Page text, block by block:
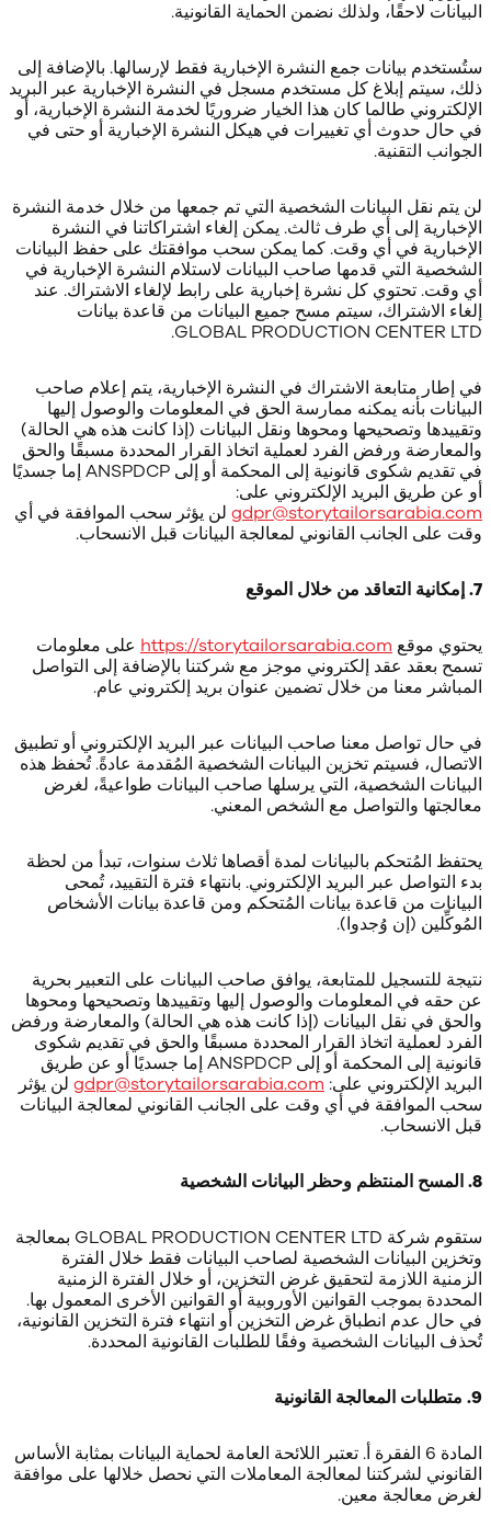
البيانات لاحقًا، ولذلك نضمن الحماية القانونية.
ستُستخدم بيانات جمع النشرة الإخبارية فقط لإرسالها. بالإضافة إلى
ذلك، سيتم إبلاغ كل مستخدم مسجل في النشرة الإخبارية عبر البريد
الإلكتروني طالما كان هذا الخيار ضروريًا لخدمة النشرة الإخبارية، أو
في حال حدوث أي تغييرات في هيكل النشرة الإخبارية أو حتى في
الجوانب التقنية.
لن يتم نقل البيانات الشخصية التي تم جمعها من خلال خدمة النشرة
الإخبارية إلى أي طرف ثالث. يمكن إلغاء اشتراكاتنا في النشرة
الإخبارية في أي وقت. كما يمكن سحب موافقتك على حفظ البيانات
الشخصية التي قدمها صاحب البيانات لاستلام النشرة الإخبارية في
أي وقت. تحتوي كل نشرة إخبارية على رابط لإلغاء الاشتراك. عند
إلغاء الاشتراك، سيتم مسح جميع البيانات من قاعدة بيانات
GLOBAL PRODUCTION CENTER LTD.
في إطار متابعة الاشتراك في النشرة الإخبارية، يتم إعلام صاحب
البيانات بأنه يمكنه ممارسة الحق في المعلومات والوصول إليها
وتقييدها وتصحيحها ومحوها ونقل البيانات (إذا كانت هذه هي الحالة)
والمعارضة ورفض الفرد لعملية اتخاذ القرار المحددة مسبقًا والحق
في تقديم شكوى قانونية إلى المحكمة أو إلى ANSPDCP إما جسديًا
أو عن طريق البريد الإلكتروني على:
gdpr@storytailorsarabia.com لن يؤثر سحب الموافقة في أي
وقت على الجانب القانوني لمعالجة البيانات قبل الانسحاب.
7. إمكانية التعاقد من خلال الموقع
يحتوي موقع https://storytailorsarabia.com على معلومات
تسمح بعقد عقد إلكتروني موجز مع شركتنا بالإضافة إلى التواصل
المباشر معنا من خلال تضمين عنوان بريد إلكتروني عام.
في حال تواصل معنا صاحب البيانات عبر البريد الإلكتروني أو تطبيق
الاتصال، فسيتم تخزين البيانات الشخصية المُقدمة عادةً. تُحفظ هذه
البيانات الشخصية، التي يرسلها صاحب البيانات طواعيةً، لغرض
معالجتها والتواصل مع الشخص المعني.
يحتفظ المُتحكم بالبيانات لمدة أقصاها ثلاث سنوات، تبدأ من لحظة
بدء التواصل عبر البريد الإلكتروني. بانتهاء فترة التقييد، تُمحى
البيانات من قاعدة بيانات المُتحكم ومن قاعدة بيانات الأشخاص
المُوكِّلين (إن وُجدوا).
نتيجة للتسجيل للمتابعة، يوافق صاحب البيانات على التعبير بحرية
عن حقه في المعلومات والوصول إليها وتقييدها وتصحيحها ومحوها
والحق في نقل البيانات (إذا كانت هذه هي الحالة) والمعارضة ورفض
الفرد لعملية اتخاذ القرار المحددة مسبقًا والحق في تقديم شكوى
قانونية إلى المحكمة أو إلى ANSPDCP إما جسديًا أو عن طريق
البريد الإلكتروني على: gdpr@storytailorsarabia.com لن يؤثر
سحب الموافقة في أي وقت على الجانب القانوني لمعالجة البيانات
قبل الانسحاب.
8. المسح المنتظم وحظر البيانات الشخصية
ستقوم شركة GLOBAL PRODUCTION CENTER LTD بمعالجة
وتخزين البيانات الشخصية لصاحب البيانات فقط خلال الفترة
الزمنية اللازمة لتحقيق غرض التخزين، أو خلال الفترة الزمنية
المحددة بموجب القوانين الأوروبية أو القوانين الأخرى المعمول بها.
في حال عدم انطباق غرض التخزين أو انتهاء فترة التخزين القانونية،
تُحذف البيانات الشخصية وفقًا للطلبات القانونية المحددة.
9. متطلبات المعالجة القانونية
المادة 6 الفقرة أ. تعتبر اللائحة العامة لحماية البيانات بمثابة الأساس
القانوني لشركتنا لمعالجة المعاملات التي نحصل خلالها على موافقة
لغرض معالجة معين.